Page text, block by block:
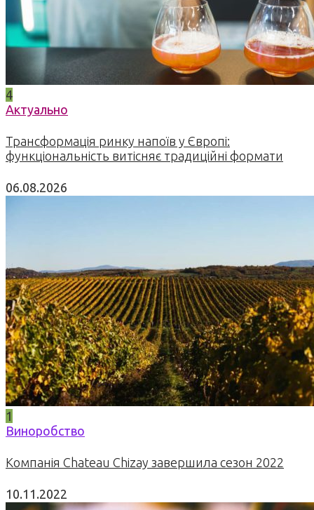
4
Актуально
Трансформація ринку напоїв у Європі:
функціональність витісняє традиційні формати
06.08.2026
1
Виноробство
Компанія Chateau Chizay завершила сезон 2022
10.11.2022